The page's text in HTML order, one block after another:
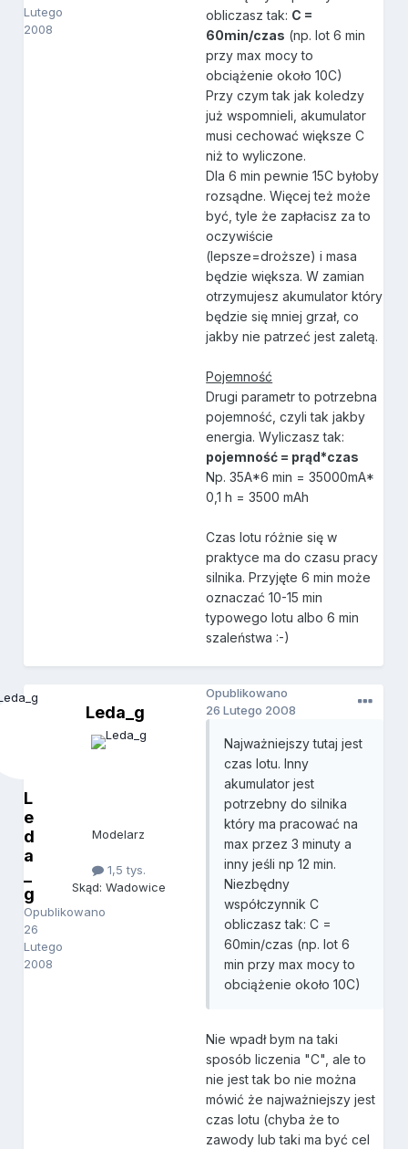
Lutego
2008
obliczasz tak: C =
60min/czas (np. lot 6 min
przy max mocy to
obciążenie około 10C)
Przy czym tak jak koledzy
już wspomnieli, akumulator
musi cechować większe C
niż to wyliczone.
Dla 6 min pewnie 15C byłoby
rozsądne. Więcej też może
być, tyle że zapłacisz za to
oczywiście
(lepsze=droższe) i masa
będzie większa. W zamian
otrzymujesz akumulator który
będzie się mniej grzał, co
jakby nie patrzeć jest zaletą.
Pojemność
Drugi parametr to potrzebna
pojemność, czyli tak jakby
energia. Wyliczasz tak:
pojemność = prąd*czas
Np. 35A*6 min = 35000mA*
0,1 h = 3500 mAh
Czas lotu różnie się w
praktyce ma do czasu pracy
silnika. Przyjęte 6 min może
oznaczać 10-15 min
typowego lotu albo 6 min
szaleństwa :-)
L
e
d
a
g
Opublikowano
26
Lutego
2008
Leda_g
Modelarz
1,5 tys.
Skąd: Wadowice
Opublikowano
26 Lutego 2008
Najważniejszy tutaj jest
czas lotu. Inny
akumulator jest
potrzebny do silnika
który ma pracować na
max przez 3 minuty a
inny jeśli np 12 min.
Niezbędny
współczynnik C
obliczasz tak: C =
60min/czas (np. lot 6
min przy max mocy to
obciążenie około 10C)
Nie wpadł bym na taki
sposób liczenia "C", ale to
nie jest tak bo nie można
mówić że najważniejszy jest
czas lotu (chyba że to
zawody lub taki ma być cel